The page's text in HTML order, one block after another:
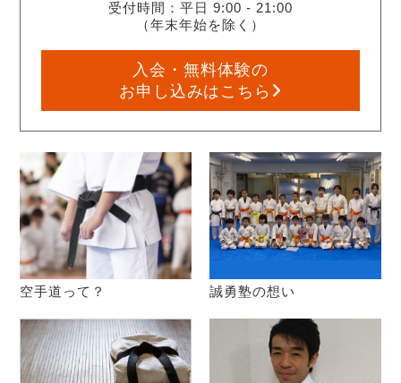
受付時間：平日 9:00 - 21:00
（年末年始を除く）
入会・無料体験の
お申し込みはこちら
空手道って？ 誠勇塾の想い